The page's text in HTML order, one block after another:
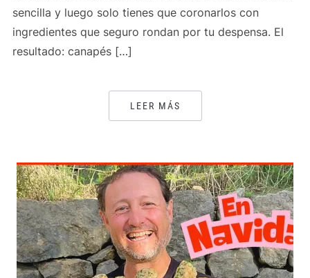
sencilla y luego solo tienes que coronarlos con
ingredientes que seguro rondan por tu despensa. El
resultado: canapés […]
LEER MÁS